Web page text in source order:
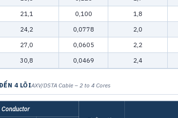
21,1 0,100 1,8
24,2 0,0778 2,0
27,0 0,0605 2,2
30,8 0,0469 2,4
4 LÕIAXV/DSTA Cable – 2 to 4 Cores
Conductor